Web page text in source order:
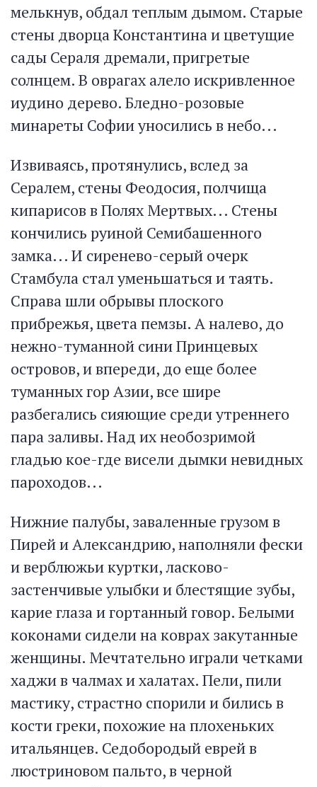
мелькнув, обдал теплым дымом. Старые
стены дворца Константина и цветущие
сады Сераля дремали, пригретые
солнцем. В оврагах алело искривленное
иудино дерево. Бледно-розовые
минареты Софии уносились в небо...
Извиваясь, протянулись, вслед за
Сералем, стены Феодосия, полчища
кипарисов в Полях Мертвых... Стены
кончились руиной Семибашенного
замка... И сиренево-серый очерк
Стамбула стал уменьшаться и таять.
Справа шли обрывы плоского
прибрежья, цвета пемзы. А налево, до
нежно-туманной сини Принцевых
островов, и впереди, до еще более
туманных гор Азии, все шире
разбегались сияющие среди утреннего
пара заливы. Над их необозримой
гладью кое-где висели дымки невидных
пароходов...
Нижние палубы, заваленные грузом в
Пирей и Александрию, наполняли фески
и верблюжьи куртки, ласково-
застенчивые улыбки и блестящие зубы,
карие глаза и гортанный говор. Белыми
коконами сидели на коврах закутанные
женщины. Мечтательно играли четками
хаджи в чалмах и халатах. Пели, пили
мастику, страстно спорили и бились в
кости греки, похожие на плохеньких
итальянцев. Седобородый еврей в
люстриновом пальто, в черной